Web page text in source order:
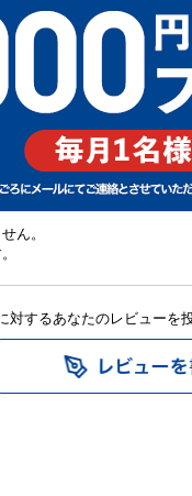
ん。
対するあなたのレビューを